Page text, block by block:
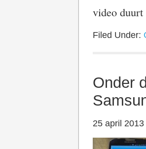
video
Filed Under:
Onder
25 april 2013